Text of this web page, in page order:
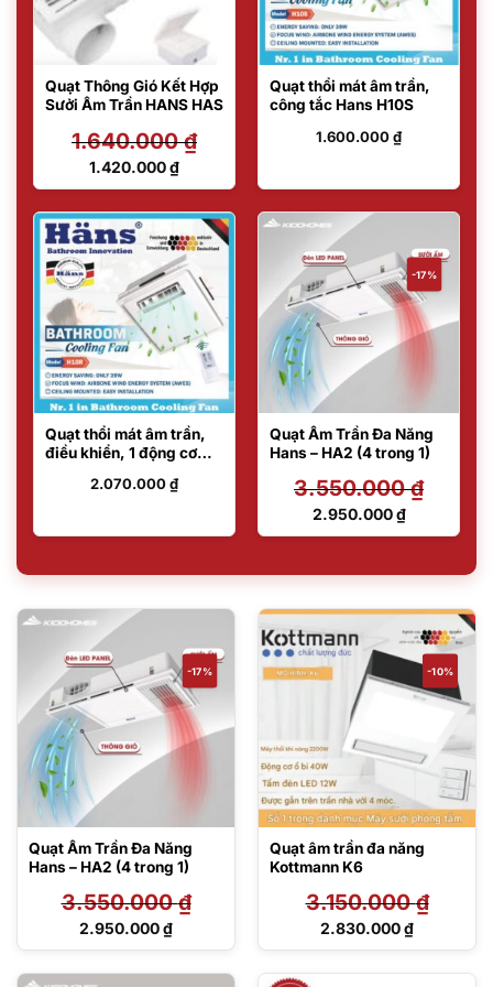
Quạt Thông Gió Kết Hợp
Sưởi Âm Trần HANS HAS
1.640.000₫
Giá
1.640.000 ₫.
1.420.000₫
Giá
tại
là:
1.420.000 ₫.
Quạt thổi mát âm trần,
công tắc Hans H10S
1.600.000₫
Quạt thổi mát âm trần,
điều khiển, 1 động cơ
2.070.000₫
-17%
Quạt Âm Trần Đa Năng
Hans – HA2 (4 trong 1)
3.550.000₫
Giá
2.950.000₫
Giá
-17%
Quạt Âm Trần Đa Năng
Hans – HA2 (4 trong 1)
3.550.000₫
Giá
3.550.000 ₫.
2.950.000₫
Giá
-10%
Quạt âm trần đa năng
Kottmann K6
3.150.000₫
Giá
3.150.000 ₫.
2.830.000₫
Giá